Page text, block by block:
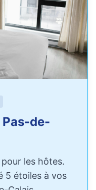
de-
les hôtes.
5 étoiles à vos